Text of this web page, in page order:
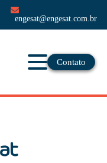
engesat@engesat.com.br
Contato